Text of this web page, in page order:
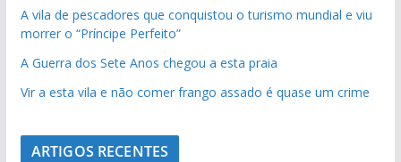
A vila de pescadores que conquistou o turismo mundial e viu
morrer o “Príncipe Perfeito”
A Guerra dos Sete Anos chegou a esta praia
Vir a esta vila e não comer frango assado é quase um crime
ARTIGOS RECENTES